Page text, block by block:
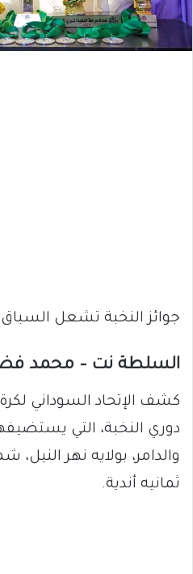
جوائز النخبة تشعل
السلطة نت – محمد
كشف الإتحاد السوداني
دوري النخبة، التي
والدامر، بولايه نهر النيل،
ثمانيه أندية.